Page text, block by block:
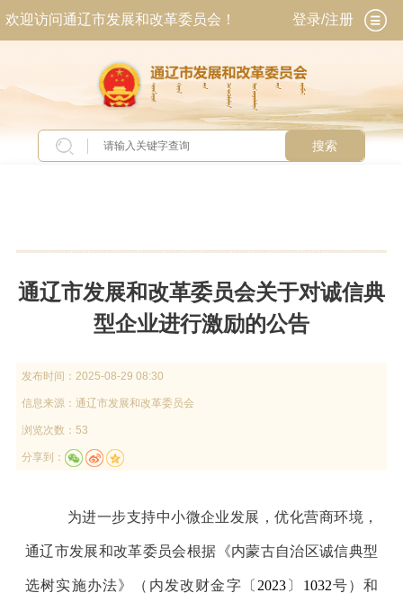
欢迎访问通辽市发展和改革委员会！ 登录/注册
搜索
通辽市发展和改革委员会关于对诚信典
型企业进行激励的公告
发布时间： 2025-08-29 08:30
信息来源： 通辽市发展和改革委员会
浏览次数：53
分享到：
为进一步支持中小微企业发展，优化营商环境，
通辽市发展和改革委员会根据《内蒙古自治区诚信典型
选树实施办法》 （ 内发改财金字 〔 2023 〕 1032号）和